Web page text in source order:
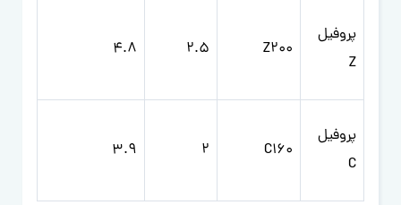
پروفیل
Z
Z200
2.5
4.8
پروفیل
C
C160
2
3.9